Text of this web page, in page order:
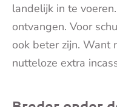
landelijk in te
ontvangen. Voor
ook beter zijn. Want
nutteloze extra